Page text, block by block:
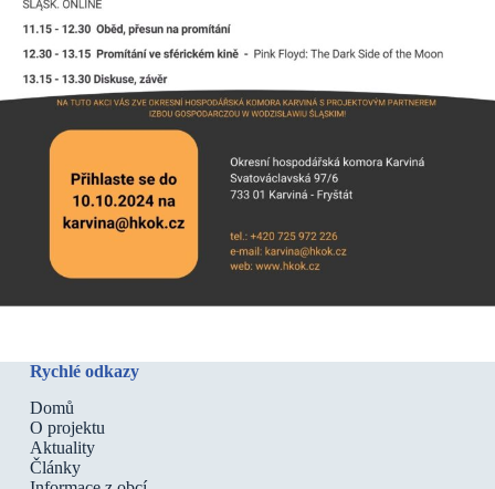
Rychlé odkazy
Domů
O projektu
Aktuality
Články